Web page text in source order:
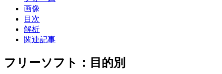
画像
目次
解析
関連記事
フリーソフト：目的別